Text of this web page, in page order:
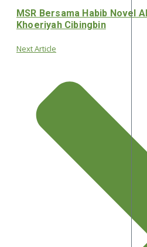
MSR Bersama Habib Novel
Khoeriyah Cibingbin
Next Article